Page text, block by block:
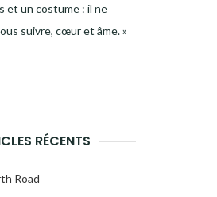
et un costume : il ne
suivre, cœur et âme. »
RÉCENTS
Road